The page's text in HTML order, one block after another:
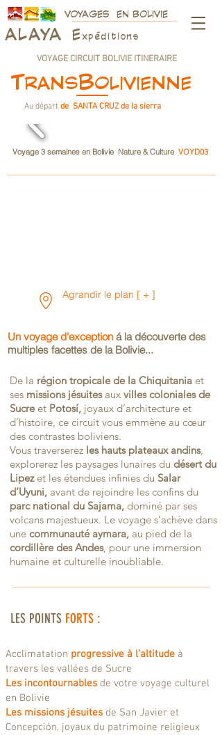
VOYAGES EN BOLIVIE
ALAYA E xpéditions
VOYAGE CIRCUIT BOLIVIE ITINERAIRE
TRANSBOLIVIENNE
Au départ de SANTA CRUZ de la sierra
Voyage 3 semaines en Bolivie Nature & Culture VOYD03
Agrandir le plan [ + ]
Un voyage d'exception á la découverte des
multiples facettes de la Bolivie...
De la région tropicale de la Chiquitania et
ses missions jésuitesaux villes coloniales de
Sucre et Potosí, joyaux d’architecture et
d’histoire, ce circuit vous emmène au cœur
des contrastes boliviens.
Vous traverserez les hauts plateaux andins,
explorerez les paysages lunaires du désert du
Lipezet les étendues infinies du Salar
d’Uyuni, avant de rejoindre les confins du
parc national du Sajama, dominé par ses
volcans majestueux. Le voyage s’achève dans
une communauté aymara, au pied de la
cordillère des Andes, pour une immersion
humaine et culturelle inoubliable.
LES POINTS FORTS :
Acclimatation progressive à l’altitude à
travers les vallées de Sucre
Les incontournables de votre voyage culturel
en Bolivie
Les missions jésuites de San Javier et
Concepción, joyaux du patrimoine religieux